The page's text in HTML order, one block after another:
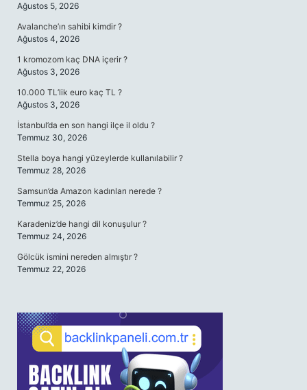
Ağustos 5, 2026
Avalanche’ın sahibi kimdir ?
Ağustos 4, 2026
1 kromozom kaç DNA içerir ?
Ağustos 3, 2026
10.000 TL’lik euro kaç TL ?
Ağustos 3, 2026
İstanbul’da en son hangi ilçe il oldu ?
Temmuz 30, 2026
Stella boya hangi yüzeylerde kullanılabilir ?
Temmuz 28, 2026
Samsun’da Amazon kadınları nerede ?
Temmuz 25, 2026
Karadeniz’de hangi dil konuşulur ?
Temmuz 24, 2026
Gölcük ismini nereden almıştır ?
Temmuz 22, 2026